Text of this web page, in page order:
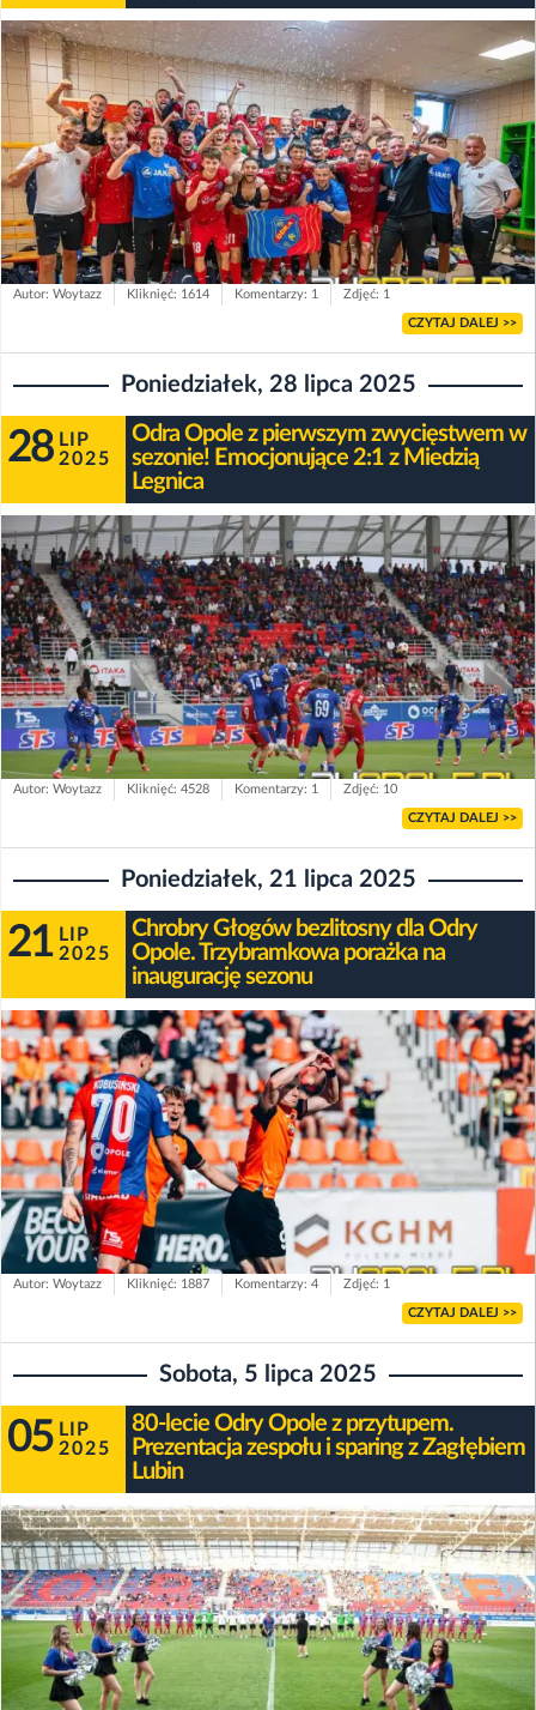
Autor: Woytazz Kliknięć: 1614 Komentarzy: 1 Zdjęć: 1
CZYTAJ DALEJ >>
Poniedziałek, 28 lipca 2025
28 LIP
2025
Odra Opole z pierwszym zwycięstwem w
sezonie! Emocjonujące 2:1 z Miedzią
Legnica
Autor: Woytazz Kliknięć: 4528 Komentarzy: 1 Zdjęć: 10
CZYTAJ DALEJ >>
Poniedziałek, 21 lipca 2025
21 LIP
2025
Chrobry Głogów bezlitosny dla Odry
Opole. Trzybramkowa porażka na
inaugurację sezonu
Autor: Woytazz Kliknięć: 1887 Komentarzy: 4 Zdjęć: 1
CZYTAJ DALEJ >>
Sobota, 5 lipca 2025
05 LIP
2025
80-lecie Odry Opole z przytupem.
Prezentacja zespołu i sparing z Zagłębiem
Lubin